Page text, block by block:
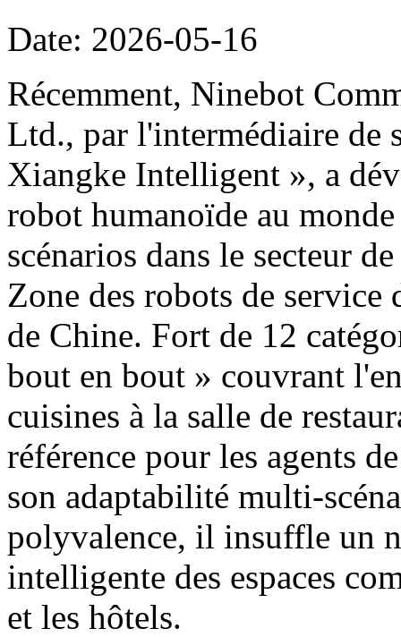
Date: 2026-05-16
Récemment, Ninebot
Ltd., par l'intermédiaire de
Xiangke Intelligent », a
robot humanoïde au
scénarios dans le secteur
Zone des robots de
de Chine. Fort de 12
bout en bout » couvrant
cuisines à la salle de
référence pour les agents
son adaptabilité multi-
polyvalence, il insuffle un
intelligente des espaces
et les hôtels.